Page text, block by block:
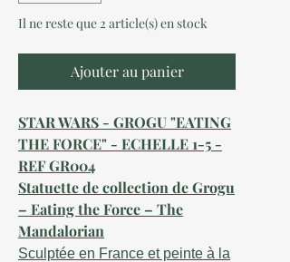
Il ne reste que 2 article(s) en stock
Ajouter au panier
STAR WARS - GROGU "EATING
THE FORCE" - ECHELLE 1-5 -
REF GR004
Statuette de collection de Grogu
– Eating the Force – The
Mandalorian
Sculptée en France et peinte à la